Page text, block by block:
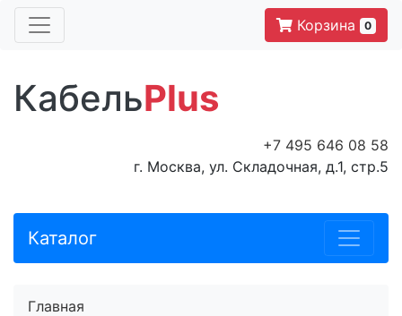
Корзина 0
КабельPlus
+7 495 646 08 58
г. Москва, ул. Складочная, д.1, стр.5
Каталог
Главная